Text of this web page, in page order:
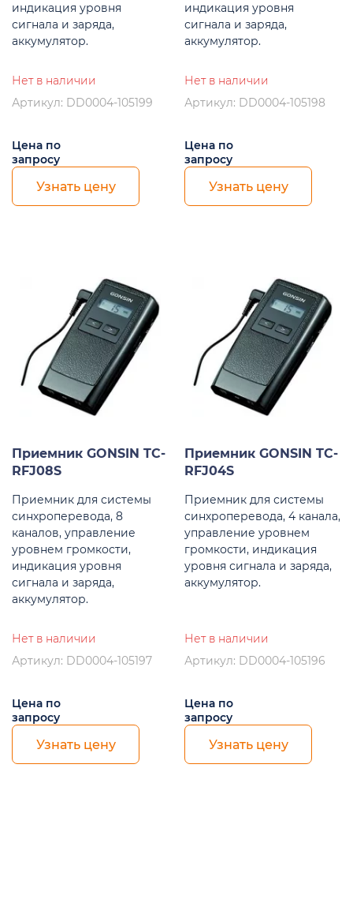
индикация уровня
сигнала и заряда,
аккумулятор.
Нет в наличии
Артикул: DD0004-105199
Цена по
запросу
Узнать цену
индикация уровня
сигнала и заряда,
аккумулятор.
Нет в наличии
Артикул: DD0004-105198
Цена по
запросу
Узнать цену
Приемник GONSIN TC-
RFJ08S
Приемник для системы
синхроперевода, 8
каналов, управление
уровнем громкости,
индикация уровня
сигнала и заряда,
аккумулятор.
Нет в наличии
Артикул: DD0004-105197
Цена по
запросу
Узнать цену
Приемник GONSIN TC-
RFJ04S
Приемник для системы
синхроперевода, 4 канала,
управление уровнем
громкости, индикация
уровня сигнала и заряда,
аккумулятор.
Нет в наличии
Артикул: DD0004-105196
Цена по
запросу
Узнать цену